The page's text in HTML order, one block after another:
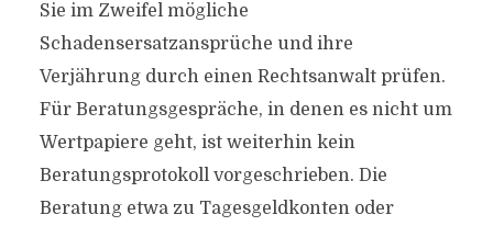
Sie im Zweifel mögliche
Schadensersatzansprüche und ihre
Verjährung durch einen Rechtsanwalt prüfen.
Für Beratungsgespräche, in denen es nicht um
Wertpapiere geht, ist weiterhin kein
Beratungsprotokoll vorgeschrieben. Die
Beratung etwa zu Tagesgeldkonten oder